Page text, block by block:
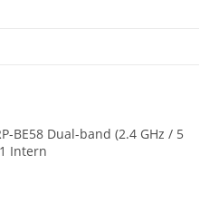
BE58 Dual-band (2.4 GHz / 5
Intern